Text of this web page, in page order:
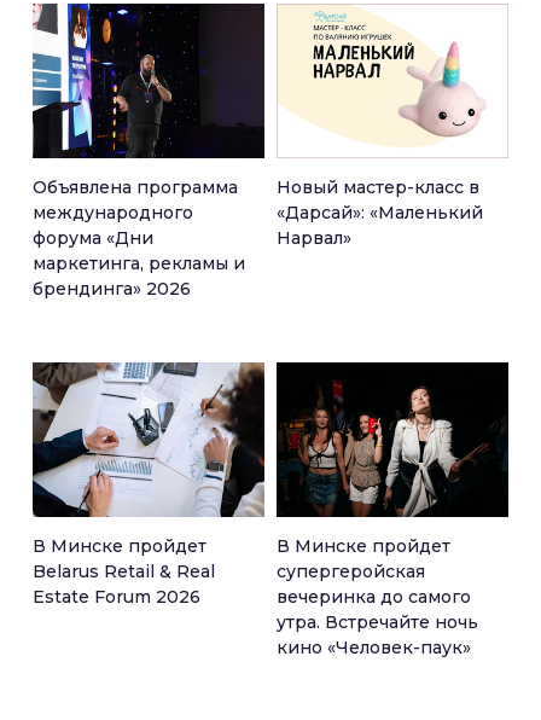
Объявлена программа
международного
форума «Дни
маркетинга, рекламы и
брендинга» 2026
Новый мастер-класс в
«Дарсай»: «Маленький
Нарвал»
В Минске пройдет
Belarus Retail & Real
Estate Forum 2026
В Минске пройдет
супергеройская
вечеринка до самого
утра. Встречайте ночь
кино «Человек-паук»